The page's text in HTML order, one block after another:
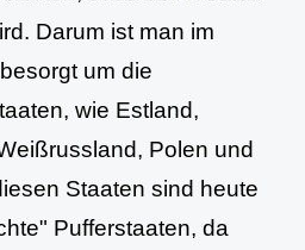
Darum ist man im
um die
wie Estland,
Polen und
Staaten sind heute
Pufferstaaten, da